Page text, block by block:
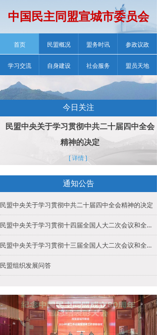
中国民主同盟宣城市委员会
首页 民盟概况 盟务时讯 参政议政
学习交流 自身建设 社会服务 盟员天地
通知公告
[ 详情 ]
民盟中央关于学习贯彻中共二十届四中全会
精神的决定
今日关注
民盟中央关于学习贯彻中共二十届四中全会精神的决定
民盟中央关于学习贯彻十四届全国人大二次会议和全国政协十四届二次会议精神的决定
民盟中央关于学习贯彻十三届全国人大二次会议和全国政协十三届二次会议精神的决定
民盟组织发展问答